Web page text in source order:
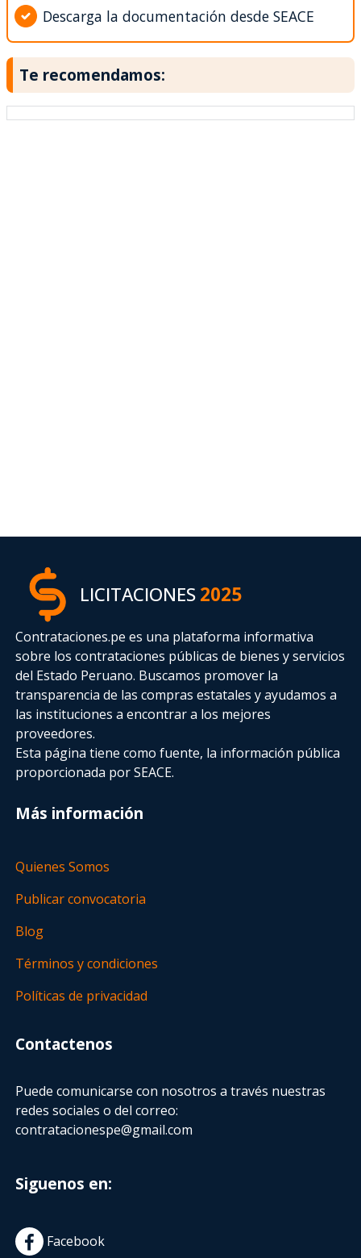
Descarga la documentación desde SEACE
Te recomendamos:
LICITACIONES2025
Contrataciones.pe es una plataforma informativa
sobre los contrataciones públicas de bienes y servicios
del Estado Peruano. Buscamos promover la
transparencia de las compras estatalesy ayudamos a
las instituciones a encontrar a los mejores
proveedores.
Esta página tiene como fuente, la información pública
proporcionada por SEACE.
Más información
Quienes Somos
Publicar convocatoria
Blog
Términos y condiciones
Políticas de privacidad
Contactenos
Puede comunicarse con nosotros a través nuestras
redes sociales o del correo:
contratacionespe@gmail.com
Siguenos en:
Facebook